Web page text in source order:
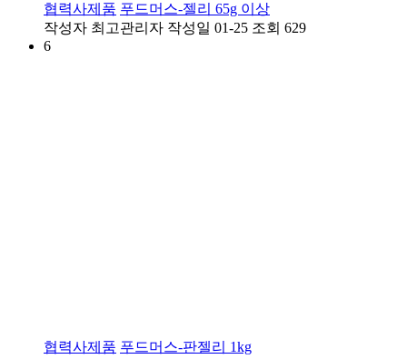
협력사제품 푸드머스-젤리 65g 이상
작성자 최고관리자 작성일 01-25 조회 629
6
협력사제품 푸드머스-판젤리 1kg